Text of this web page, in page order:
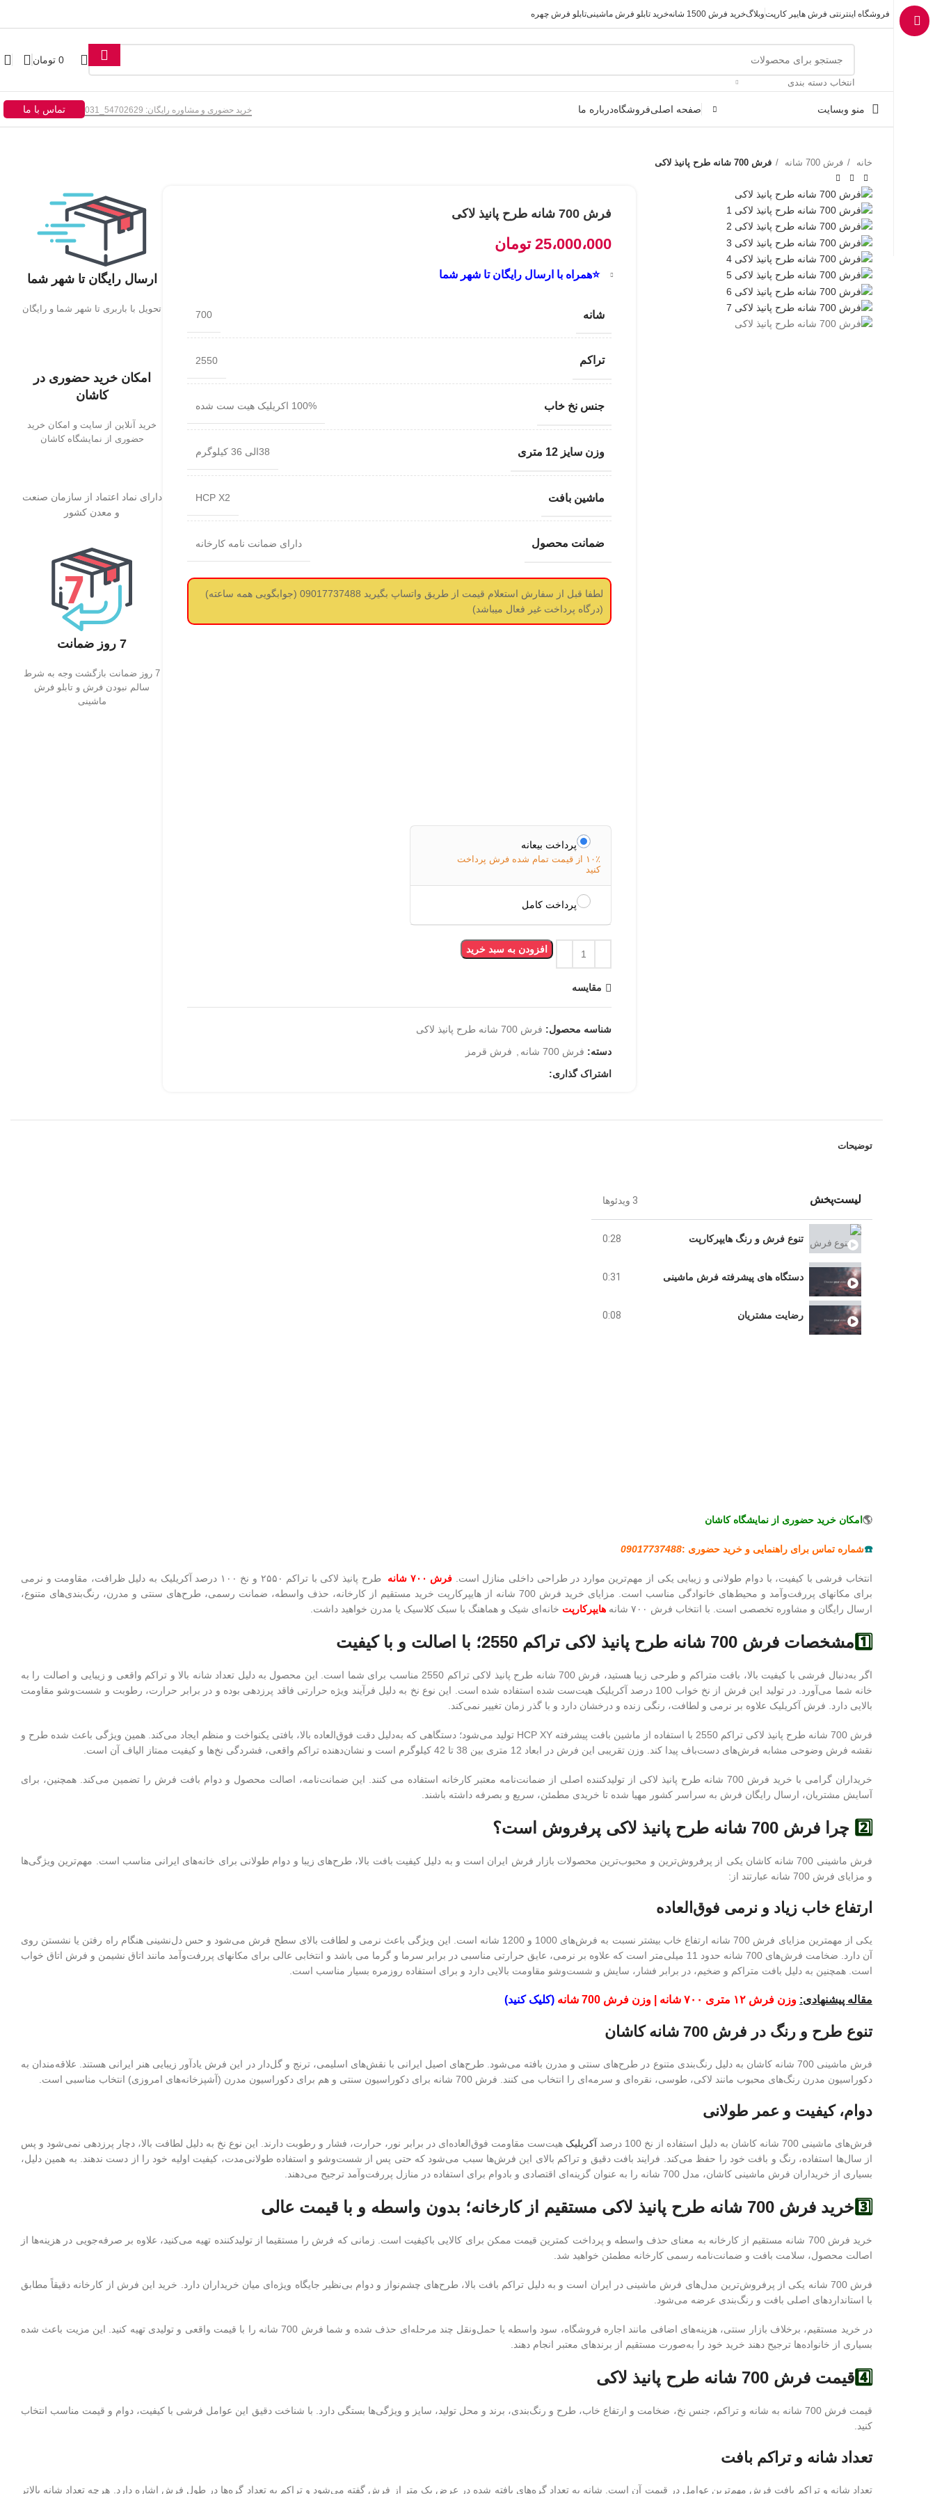
فروشگاه اینترنتی فرش هایپر کارپتوبلاگخرید فرش 1500 شانه خرید تابلو فرش ماشینیتابلو فرش چهره
انتخاب دسته بندی
0 تومان
منو وبسایت صفحه اصلیفروشگاهدرباره ما خرید حضوری و مشاوره رایگان: 54702629_031 تماس با ما
خانه فرش 700 شانه فرش 700 شانه طرح پانیذ لاکی
فرش 700 شانه طرح پانیذ لاکی
25،000،000 تومان
⭐همراه با ارسال رایگان تا شهر شما
شانه 700
تراکم 2550
جنس نخ خاب 100% اکریلیک هیت ست شده
وزن سایز 12 متری 38الی 36 کیلوگرم
ماشین بافت HCP X2
ضمانت محصول دارای ضمانت نامه کارخانه
لطفا قبل از سفارش استعلام قیمت از طریق واتساپ بگیرید 09017737488 (جوابگویی همه ساعته)
(درگاه پرداخت غیر فعال میباشد)
پرداخت بیعانه
۱۰٪ از قیمت تمام شده فرش پرداخت
کنید
پرداخت کامل
افزودن به سبد خرید
مقایسه
شناسه محصول: فرش 700 شانه طرح پانیذ لاکی
دسته: فرش 700 شانه
فرش قرمز
اشتراک گذاری:
ارسال رایگان تا شهر شما
تحویل با باربری تا شهر شما و رایگان
امکان خرید حضوری در
کاشان
خرید آنلاین از سایت و امکان خرید
حضوری از نمایشگاه کاشان
دارای نماد اعتماد از سازمان صنعت
و معدن کشور
7 روز ضمانت
7 روز ضمانت بازگشت وجه به شرط
سالم نبودن فرش و تابلو فرش
ماشینی
توضیحات
لیست‌پخش 3 ویدئوها
تنوع فرش و رنگ هایپرکارپت 0:28
دستگاه های پیشرفته فرش ماشینی 0:31
رضایت مشتریان 0:08
🌎امکان خرید حضوری از نمایشگاه کاشان
☎️شماره تماس برای راهنمایی و خرید حضوری :09017737488
انتخاب فرشی با کیفیت، با دوام طولانی و زیبایی یکی از مهم‌ترین موارد در طراحی داخلی منازل است. فرش ۷۰۰ شانه
طرح پانیذ لاکی با تراکم ۲۵۵۰ و نخ ۱۰۰ درصد آکریلیک به دلیل ظرافت، مقاومت و نرمی
برای مکانهای پررفت‌وآمد و محیط‌های خانوادگی مناسب است. مزایای خرید فرش 700 شانه از هایپرکارپت خرید مستقیم از کارخانه، حذف واسطه‌، ضمانت رسمی، طرح‌های سنتی و مدرن، رنگ‌بندی‌های متنوع،
ارسال رایگان و مشاوره تخصصی است. با انتخاب فرش ۷۰۰ شانه
هایپرکارپت خانه‌ای شیک و هماهنگ با سبک کلاسیک یا مدرن خواهید داشت.
1️⃣ مشخصات فرش 700 شانه طرح پانیذ لاکی تراکم 2550؛ با اصالت و با کیفیت
اگر به‌دنبال فرشی با کیفیت بالا، بافت متراکم و طرحی زیبا هستید، فرش 700 شانه طرح پانیذ لاکی تراکم 2550 مناسب برای شما است. این محصول به دلیل تعداد شانه بالا و تراکم واقعی و زیبایی و اصالت را به
خانه شما می‌آورد. در تولید این فرش از نخ خواب 100 درصد آکریلیک هیت‌ست شده استفاده شده است. این نوع نخ به دلیل فرآیند ویژه حرارتی فاقد پرزدهی بوده و در برابر حرارت، رطوبت و شست‌وشو مقاومت
بالایی دارد. فرش آکریلیک علاوه بر نرمی و لطافت، رنگی زنده و درخشان دارد و با گذر زمان تغییر نمی‌کند.
فرش 700 شانه طرح پانیذ لاکی تراکم 2550 با استفاده از ماشین بافت پیشرفته HCP XY تولید می‌شود؛ دستگاهی که به‌دلیل دقت فوق‌العاده بالا، بافتی یکنواخت و منظم ایجاد می‌کند. همین ویژگی باعث شده طرح و
نقشه فرش وضوحی مشابه فرش‌های دست‌باف پیدا کند. وزن تقریبی این فرش در ابعاد 12 متری بین 38 تا 42 کیلوگرم است و نشان‌دهنده تراکم واقعی، فشردگی نخ‌ها و کیفیت ممتاز الیاف آن است.
خریداران گرامی با خرید فرش 700 شانه طرح پانیذ لاکی از تولیدکننده اصلی از ضمانت‌نامه معتبر کارخانه استفاده می کنند. این ضمانت‌نامه، اصالت محصول و دوام بافت فرش را تضمین می‌کند. همچنین، برای
آسایش مشتریان، ارسال رایگان فرش به سراسر کشور مهیا شده تا خریدی مطمئن، سریع و بصرفه داشته باشند.
2️⃣ چرا فرش 700 شانه طرح پانیذ لاکی پرفروش است؟
فرش ماشینی 700 شانه کاشان یکی از پرفروش‌ترین و محبوب‌ترین محصولات بازار فرش ایران است و به دلیل کیفیت بافت بالا، طرح‌های زیبا و دوام طولانی‌ برای خانه‌های ایرانی مناسب است. مهم‌ترین ویژگی‌ها
و مزایای فرش 700 شانه عبارتند از:
ارتفاع خاب زیاد و نرمی فوق‌العاده
یکی از مهمترین مزایای فرش 700 شانه ارتفاع خاب بیشتر نسبت به فرش‌های 1000 و 1200 شانه است. این ویژگی باعث نرمی و لطافت بالای سطح فرش می‌شود و حس دل‌نشینی هنگام راه رفتن یا نشستن روی
آن دارد. ضخامت فرش‌های 700 شانه حدود 11 میلی‌متر است که علاوه بر نرمی، عایق حرارتی مناسبی در برابر سرما و گرما می باشد و انتخابی عالی برای مکانهای پررفت‌وآمد مانند اتاق نشیمن و فرش اتاق خواب
است. همچنین به دلیل بافت متراکم و ضخیم، در برابر فشار، سایش و شست‌وشو مقاومت بالایی دارد و برای استفاده روزمره بسیار مناسب است.
مقاله پیشنهادی: وزن فرش ۱۲ متری ۷۰۰ شانه | وزن فرش 700 شانه (کلیک کنید)
تنوع طرح و رنگ در فرش 700 شانه کاشان
فرش ماشینی 700 شانه کاشان به دلیل رنگ‌بندی متنوع در طرح‌های سنتی و مدرن بافته می‌شود. طرح‌های اصیل ایرانی با نقش‌های اسلیمی، ترنج و گل‌دار در این فرش‌ یادآور زیبایی هنر ایرانی هستند. علاقه‌مندان به
دکوراسیون مدرن رنگ‌های محبوب مانند لاکی، طوسی، نقره‌ای و سرمه‌ای را انتخاب می کنند. فرش 700 شانه برای دکوراسیون سنتی و هم برای دکوراسیون مدرن (آشپزخانه‌های امروزی) انتخاب مناسبی است.
دوام، کیفیت و عمر طولانی
فرش‌های ماشینی 700 شانه کاشان به دلیل استفاده از نخ 100 درصد آکریلیک هیت‌ست مقاومت فوق‌العاده‌ای در برابر نور، حرارت، فشار و رطوبت دارند. این نوع نخ به دلیل لطافت بالا، دچار پرزدهی نمی‌شود و پس
از سال‌ها استفاده، رنگ و بافت خود را حفظ می‌کند. فرایند بافت دقیق و تراکم بالای این فرش‌ها سبب می‌شود که حتی پس از شست‌وشو و استفاده طولانی‌مدت، کیفیت اولیه خود را از دست ندهند. به همین دلیل،
بسیاری از خریداران فرش ماشینی کاشان، مدل 700 شانه را به عنوان گزینه‌ای اقتصادی و بادوام برای استفاده در منازل پررفت‌وآمد ترجیح می‌دهند.
3️⃣ خرید فرش 700 شانه طرح پانیذ لاکی مستقیم از کارخانه؛ بدون واسطه و با قیمت عالی
خرید فرش 700 شانه مستقیم از کارخانه به معنای حذف واسطه‌ و پرداخت کمترین قیمت ممکن برای کالایی باکیفیت است. زمانی که فرش را مستقیما از تولیدکننده تهیه می‌کنید، علاوه بر صرفه‌جویی در هزینه‌ها از
اصالت محصول، سلامت بافت و ضمانت‌نامه رسمی کارخانه مطمئن خواهید شد.
فرش 700 شانه یکی از پرفروش‌ترین مدل‌های فرش ماشینی در ایران است و به دلیل تراکم بافت بالا، طرح‌های چشم‌نواز و دوام بی‌نظیر جایگاه ویژه‌ای میان خریداران دارد. خرید این فرش از کارخانه دقیقاً مطابق
با استانداردهای اصلی بافت و رنگ‌بندی عرضه می‌شود.
در خرید مستقیم، برخلاف بازار سنتی، هزینه‌های اضافی مانند اجاره فروشگاه، سود واسطه یا حمل‌ونقل چند مرحله‌ای حذف شده و شما فرش 700 شانه را با قیمت واقعی و تولیدی تهیه کنید. این مزیت باعث شده
بسیاری از خانواده‌ها ترجیح دهند خرید خود را به‌صورت مستقیم از برندهای معتبر انجام دهند.
4️⃣ قیمت فرش 700 شانه طرح پانیذ لاکی
قیمت فرش 700 شانه به شانه و تراکم، جنس نخ، ضخامت و ارتفاع خاب، طرح و رنگ‌بندی، برند و محل تولید، سایز و ویژگی‌ها بستگی دارد. با شناخت دقیق این عوامل فرشی با کیفیت، دوام و قیمت مناسب انتخاب
کنید.
تعداد شانه و تراکم بافت
تعداد شانه و تراکم بافت فرش مهم‌ترین عوامل در قیمت آن است. شانه به تعداد گره‌های بافته شده در عرض یک متر از فرش گفته می‌شود و تراکم به تعداد گره‌ها در طول فرش اشاره دارد. هرچه تعداد شانه بالاتر